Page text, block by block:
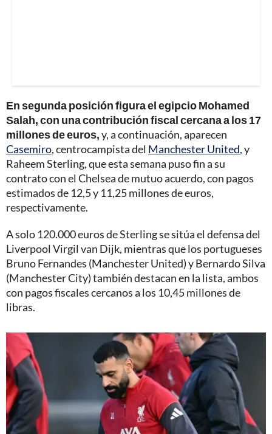
En segunda posición figura el egipcio Mohamed
Salah, con una contribución fiscal cercana a los 17
millones de euros,y, a continuación, aparecen
Casemiro, centrocampista del Manchester United, y
Raheem Sterling, que esta semana puso fin a su
contrato con el Chelsea de mutuo acuerdo, con pagos
estimados de 12,5 y 11,25 millones de euros,
respectivamente.
A solo 120.000 euros de Sterling se sitúa el defensa del
Liverpool Virgil van Dijk, mientras que los portugueses
Bruno Fernandes (Manchester United) y Bernardo Silva
(Manchester City) también destacan en la lista, ambos
con pagos fiscales cercanos a los 10,45 millones de
libras.